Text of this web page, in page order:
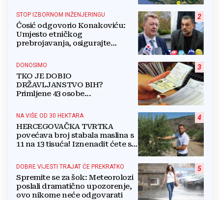
2
STOP IZBORNOM INŽENJERINGU
Ćosić odgovorio Konakoviću:
Umjesto etničkog
prebrojavanja, osigurajte
3
DONOSIMO
TKO JE DOBIO
DRŽAVLJANSTVO BIH?
Primljene 43 osobe...
4
NA VIŠE OD 30 HEKTARA
HERCEGOVAČKA TVRTKA
povećava broj stabala maslina s
11 na 13 tisuća! Iznenadit ćete se
5
DOBRE VIJESTI TRAJAT ĆE PREKRATKO
Spremite se za šok: Meteorolozi
poslali dramatično upozorenje,
ovo nikome neće odgovarati